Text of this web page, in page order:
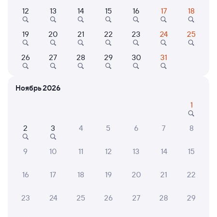
Фирменный
070Я Проходящий 8,9
Тюмень
Улан-Удэ Пасс.
03:01 17:21
2 д 11 ч 20 м в пути
Маршрут
Плацкарт
от 9 ⁠292 ⁠₽
Купе
Самый быстрый
010Н Проходящий 6,3
12 13 14 15 16 17 18
19 20 21 22 23 24 25
26 27 28 29 30 31
Ноябрь 2026
1
2 3 4 5 6 7 8
9 10 11 12 13 14 15
16 17 18 19 20 21 22
23 24 25 26 27 28 29